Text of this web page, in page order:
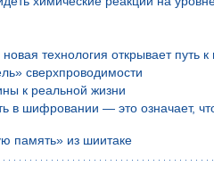
технология открывает путь
сверхпроводимости
к реальной жизни
шифровании — это означает,
память» из шиитаке